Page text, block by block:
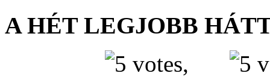
A HÉT LEGJOBB